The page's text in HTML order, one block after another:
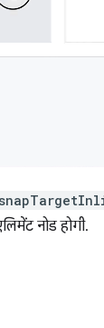
नोड होगी.